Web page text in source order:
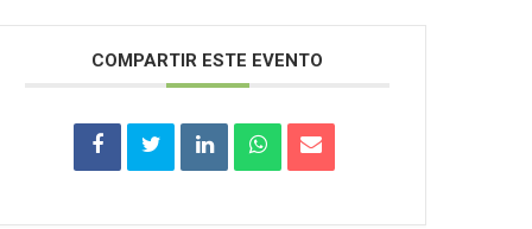
COMPARTIR ESTE EVENTO